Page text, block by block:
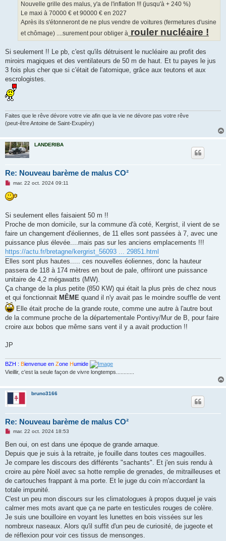
Nouvelle grille des malus, y'a de l'inflation !!! (jusqu'à + 240 %)
Le maxi à 70000 € et 90000 € en 2027
Après ils s'étonneront de ne plus vendre de voitures (fermetures d'usine
et chômage) ....surement pour obliger à rouler nucléaire !
Si seulement !! Le pb, c'est qu'ils détruisent le nucléaire au profit des
miroirs magiques et des ventilateurs de 50 m de haut. Et tu payes le jus
3 fois plus cher que si c'était de l'atomique, grâce aux teutons et aux
escrologistes.
Faites que le rêve dévore votre vie afin que la vie ne dévore pas votre rêve
(peut-être Antoine de Saint-Exupéry)
LANDERIBA
Re: Nouveau barème de malus CO²
M
s
s
e
n
o
n
l
u
mar. 22 oct. 2024 09:11
Si seulement elles faisaient 50 m !!
Proche de mon domicile, sur la commune d'à coté, Kergrist, il vient de se
faire un changement d'éoliennes, de 11 elles sont passées à 7, avec une
puissance plus élevée....mais pas sur les anciens emplacements !!!
https://actu.fr/bretagne/kergrist_56093 ... 29851.html
Elles sont plus hautes..... ces nouvelles éoliennes, donc la hauteur
passera de 118 à 174 mètres en bout de pale, offriront une puissance
unitaire de 4,2 mégawatts (MW).
Ça change de la plus petite (850 KW) qui était la plus près de chez nous
et qui fonctionnait MÊME quand il n'y avait pas le moindre souffle de vent
Elle était proche de la grande route, comme une autre à l'autre bout
de la commune proche de la départementale Pontivy/Mur de B, pour faire
croire aux bobos que même sans vent il y a avait production !!
JP
BZH : Bienvenue en Zone Humide
Vieillir, c'est la seule façon de vivre longtemps............
bruno3166
Re: Nouveau barème de malus CO²
M
s
a
g
n
o
l
u
mar. 22 oct. 2024 18:53
Ben oui, on est dans une époque de grande arnaque.
Depuis que je suis à la retraite, je fouille dans toutes ces magouilles.
Je compare les discours des différents "sachants". Et j'en suis rendu à
croire au père Noël avec sa hotte remplie de grenades, de mitrailleuses et
de cartouches frappant à ma porte. Et le juge du coin m'accordant la
totale impunité.
C'est un peu mon discours sur les climatologues à propos duquel je vais
calmer mes mots avant que ça ne parte en testicules rouges de colère.
Je suis une bouilloire en voyant les lunettes en bois vissées sur les
nombreux naseaux. Alors qu'il suffit d'un peu de curiosité, de jugeote et
de réflexion pour voir ces tissus de mensonges.